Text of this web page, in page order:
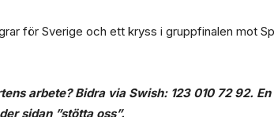
för Sverige och ett kryss i gruppfinalen mot
arbete? Bidra via Swish: 123 010 72 92.
sidan ”stötta oss”.